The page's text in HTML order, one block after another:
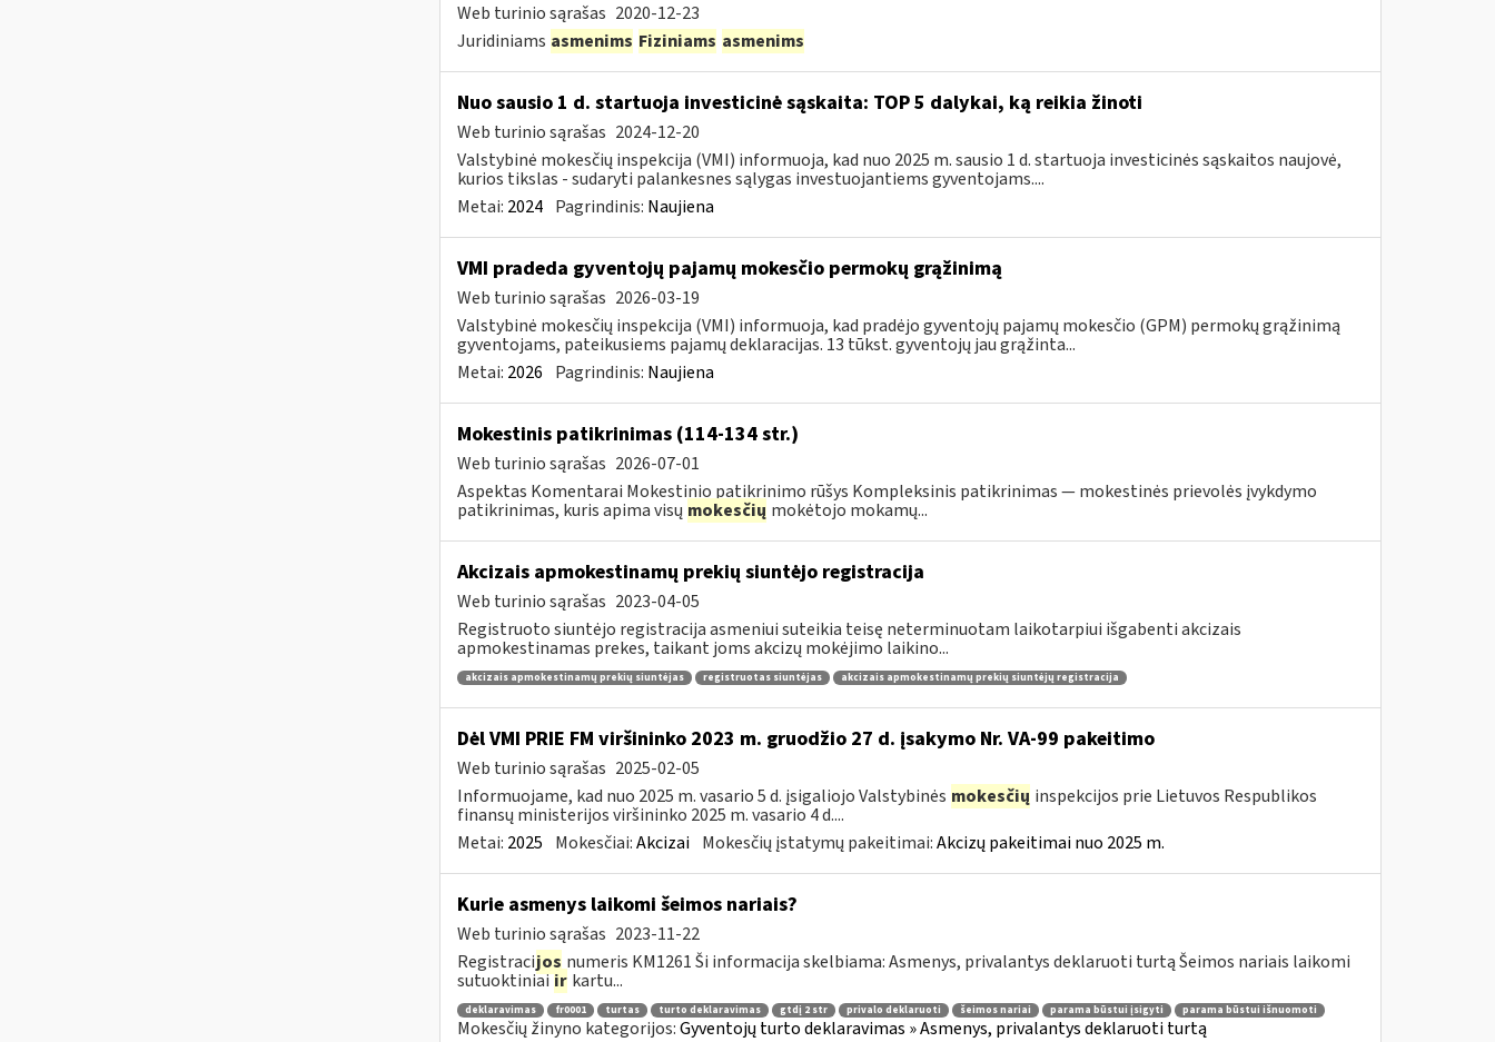
Web turinio sąrašas 2020-12-23
Juridiniams asmenims Fiziniams asmenims
Nuo sausio 1 d. startuoja investicinė sąskaita: TOP 5 dalykai, ką reikia žinoti
Web turinio sąrašas 2024-12-20
Valstybinė mokesčių inspekcija (VMI) informuoja, kad nuo 2025 m. sausio 1 d. startuoja investicinės sąskaitos naujovė,
kurios tikslas - sudaryti palankesnes sąlygas investuojantiems gyventojams....
Metai: 2024 Pagrindinis: Naujiena
VMI pradeda gyventojų pajamų mokesčio permokų grąžinimą
Web turinio sąrašas 2026-03-19
Valstybinė mokesčių inspekcija (VMI) informuoja, kad pradėjo gyventojų pajamų mokesčio (GPM) permokų grąžinimą
gyventojams, pateikusiems pajamų deklaracijas. 13 tūkst. gyventojų jau grąžinta...
Metai: 2026 Pagrindinis: Naujiena
Mokestinis patikrinimas (114-134 str.)
Web turinio sąrašas 2026-07-01
Aspektas Komentarai Mokestinio patikrinimo rūšys Kompleksinis patikrinimas — mokestinės prievolės įvykdymo
patikrinimas, kuris apima visų mokesčių mokėtojo mokamų...
Akcizais apmokestinamų prekių siuntėjo registracija
Web turinio sąrašas 2023-04-05
Registruoto siuntėjo registracija asmeniui suteikia teisę neterminuotam laikotarpiui išgabenti akcizais
apmokestinamas prekes, taikant joms akcizų mokėjimo laikino...
akcizais apmokestinamų prekių siuntėjas registruotas siuntėjas akcizais apmokestinamų prekių siuntėjų registracija
Dėl VMI PRIE FM viršininko 2023 m. gruodžio 27 d. įsakymo Nr. VA-99 pakeitimo
Web turinio sąrašas 2025-02-05
Informuojame, kad nuo 2025 m. vasario 5 d. įsigaliojo Valstybinės mokesčių inspekcijos prie Lietuvos Respublikos
finansų ministerijos viršininko 2025 m. vasario 4 d....
Metai: 2025 Mokesčiai:Akcizai Mokesčių įstatymų pakeitimai:Akcizų pakeitimai nuo 2025 m.
Kurie asmenys laikomi šeimos nariais?
Web turinio sąrašas 2023-11-22
Registracijos numeris KM1261 Ši informacija skelbiama: Asmenys, privalantys deklaruoti turtą Šeimos nariais laikomi
sutuoktiniaiir kartu...
deklaravimas fr0001 turtas turto deklaravimas gtdį 2 str privalo deklaruoti šeimos nariai parama būstui įsigyti parama būstui išnuomoti
Mokesčių žinyno kategorijos:Gyventojų turto deklaravimas » Asmenys, privalantys deklaruoti turtą